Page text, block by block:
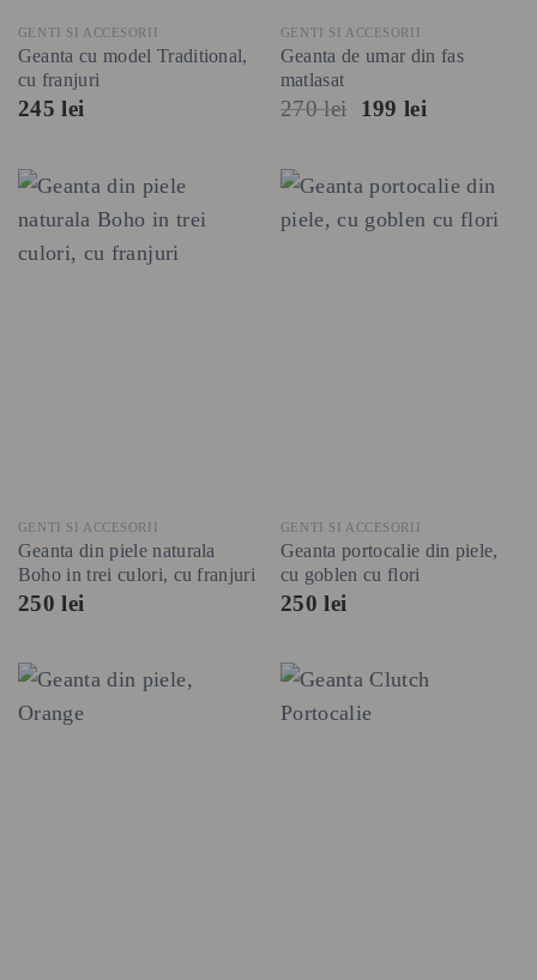
GENTI SI ACCESORII
Geanta cu model Traditional,
cu franjuri
245lei
GENTI SI ACCESORII
Geanta de umar din fas
matlasat
270lei
Prețul
270 lei.
199lei
199 lei.
GENTI SI ACCESORII
Geanta din piele naturala
Boho in trei culori, cu franjuri
250lei
GENTI SI ACCESORII
Geanta portocalie din piele,
cu goblen cu flori
250lei